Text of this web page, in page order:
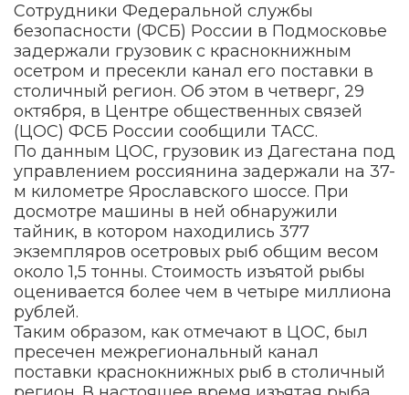
Сотрудники Федеральной службы
безопасности (ФСБ) России в Подмосковье
задержали грузовик с краснокнижным
осетром и пресекли канал его поставки в
столичный регион. Об этом в четверг, 29
октября, в Центре общественных связей
(ЦОС) ФСБ России сообщили ТАСС.
По данным ЦОС, грузовик из Дагестана под
управлением россиянина задержали на 37-
м километре Ярославского шоссе. При
досмотре машины в ней обнаружили
тайник, в котором находились 377
экземпляров осетровых рыб общим весом
около 1,5 тонны. Стоимость изъятой рыбы
оценивается более чем в четыре миллиона
рублей.
Таким образом, как отмечают в ЦОС, был
пресечен межрегиональный канал
поставки краснокнижных рыб в столичный